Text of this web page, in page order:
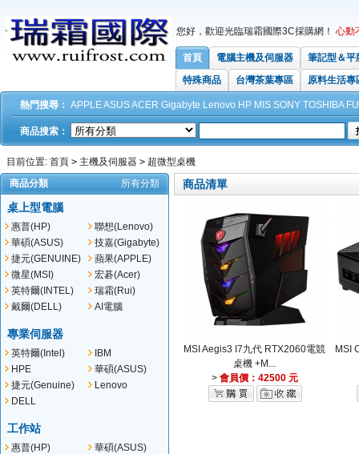
您好，歡迎光臨瑞霜國際3C採購網！ 心動
首頁 電腦主機及伺服器
筆記型＆平
特殊商品
台灣茶葉專區 原料生活專
熱門搜尋： APPLEASUSACER Gigabyte Lenovo HP MIS SONY TOSHIBA
商品搜索：
目前位置: 首頁 > 主機及伺服器 > 超微型桌機
商品分類
所有分類
桌上型電腦
惠普(HP)
聯想(Lenovo)
華碩(ASUS)
技嘉(Gigabyte)
捷元(GENUINE)
蘋果(APPLE)
微星(MSI)
宏碁(Acer)
英特爾(INTEL)
瑞霜(Rui)
戴爾(DELL)
AI電腦
專業伺服器
英特爾(Intel)
IBM
HPE
華碩(ASUS)
捷元(Genuine)
Lenovo
DELL
工作站
惠普(HP)
華碩(ASUS)
商品清單
MSI Aegis3 I7九代 RTX2060電競
桌機 +M...
> 會員價：42500 元
MSI